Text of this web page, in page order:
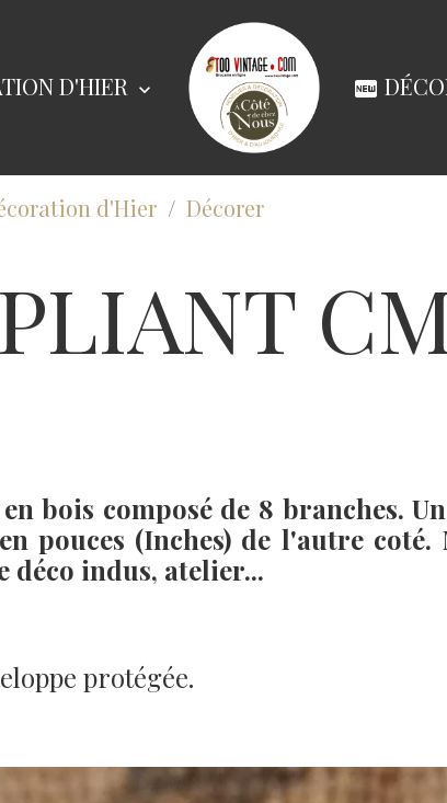
D'HIER
d'Hier
Décorer
bois composé de 8 branches.
pouces (Inches) de l'autre coté.
déco indus, atelier...
protégée.